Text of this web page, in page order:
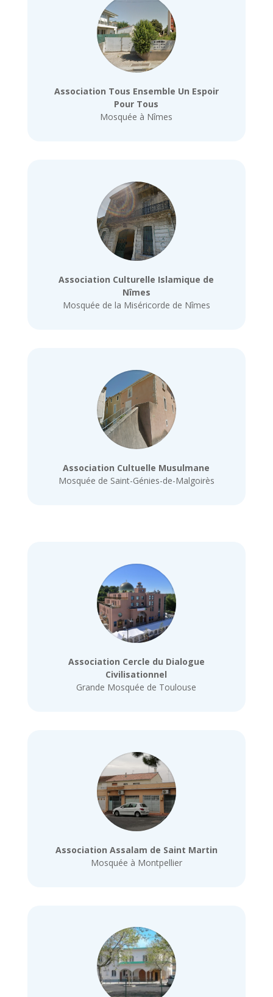
Association Tous Ensemble Un Espoir
Pour Tous
Mosquée à Nîmes
Association Culturelle Islamique de
Nîmes
Mosquée de la Miséricorde de Nîmes
Association Cultuelle Musulmane
Mosquée de Saint-Génies-de-Malgoirès
Association Cercle du Dialogue
Civilisationnel
Grande Mosquée de Toulouse
Association Assalam de Saint Martin
Mosquée à Montpellier